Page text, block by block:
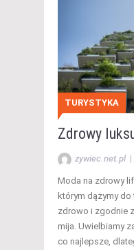
TURYSTYKA
Zdrowy
zywiec.net.pl |
Moda na zdrowy
którym dążymy
zdrowo i zgodnie
mija. Uwielbiamy
co najlepsze,